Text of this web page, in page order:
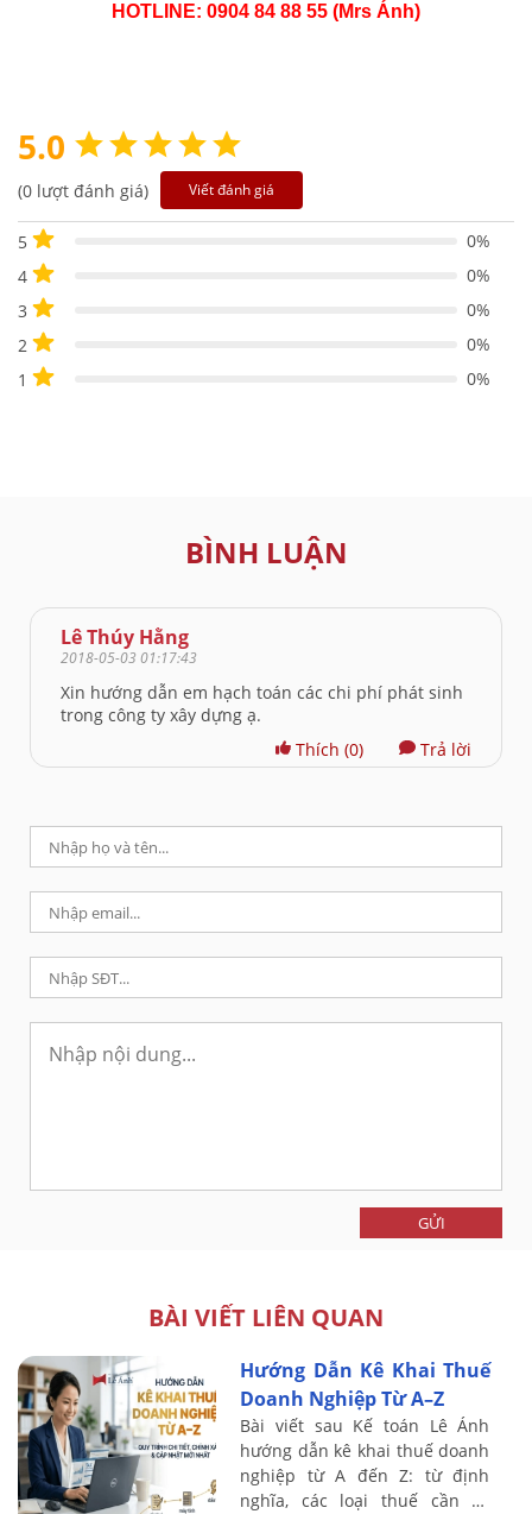
HOTLINE: 0904 84 88 55 (Mrs Ánh)
5.0
(0 lượt đánh giá) Viết đánh giá
5
0%
4
0%
3
0%
2
0%
1
0%
BÌNH LUẬN
Lê Thúy Hằng
2018-05-03 01:17:43
Xin hướng dẫn em hạch toán các chi phí phát sinh
trong công ty xây dựng ạ.
Thích (0) Trả lời
GỬI
BÀI VIẾT LIÊN QUAN
Hướng Dẫn Kê Khai Thuế
Doanh Nghiệp Từ A–Z
Bài viết sau Kế toán Lê Ánh
hướng dẫn kê khai thuế doanh
nghiệp từ A đến Z: từ định
nghĩa, các loại thuế cần kê